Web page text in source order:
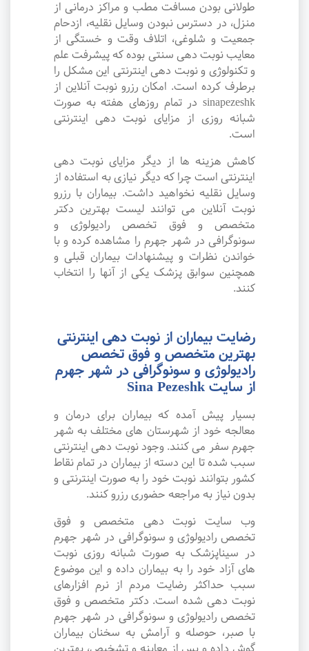
طولانی بودن مسافت مطب و مراکز درمانی از
منزل، در دسترس نبودن وسایل نقلیه، ازدحام
جمعیت و شلوغی، اتلاف وقت و خستگی از
معایب نوبت دهی سنتی بوده که پیشرفت علم
و تکنولوژی و نوبت دهی اینترنتی این مشکل را
برطرف کرده است. امکان رزرو نوبت آنلاین از
sinapezeshk در تمام روزهای هفته به صورت
شبانه روزی از مزایای نوبت دهی اینترنتی
است.
کاهش هزینه ها از دیگر مزایای نوبت دهی
اینترنتی است چرا که دیگر نیازی به استفاده از
وسایل نقلیه نخواهید داشت. بیماران با رزرو
نوبت آنلاین می توانند لیست بهترین دکتر
متخصص و فوق تخصص رادیولوژی و
سونوگرافی در شهر جهرم را مشاهده کرده و با
خواندن نظرات و پیشنهادات بیماران قبلی و
همچنین سوابق پزشک یکی از آنها را انتخاب
کنند.
رضایت بیماران از نوبت دهی اینترنتی
بهترین متخصص و فوق تخصص
رادیولوژی و سونوگرافی در شهر جهرم
از سایت Sina Pezeshk
بسیار پیش آمده که بیماران برای درمان و
معالجه خود از شهرستان های مختلف به شهر
جهرم سفر می کنند. وجود نوبت دهی اینترنتی
سبب شده تا این دسته از بیماران در تمام نقاط
کشور بتوانند نوبت خود را به صورت اینترنتی و
بدون نیاز به مراجعه حضوری رزرو کنند.
وب سایت نوبت دهی متخصص و فوق
تخصص رادیولوژی و سونوگرافی در شهر جهرم
در سیناپزشک به صورت شبانه روزی نوبت
های آزاد خود را به بیماران داده و این موضوع
سبب حداکثر رضایت مردم از نرم افزارهای
نوبت دهی شده است. دکتر متخصص و فوق
تخصص رادیولوژی و سونوگرافی در شهر جهرم
با صبر، حوصله و آرامش به سخنان بیماران